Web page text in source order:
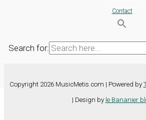
Contact
Search for:
Copyright 2026 MusicMetis.com | Powered by
| Design by le Bananier